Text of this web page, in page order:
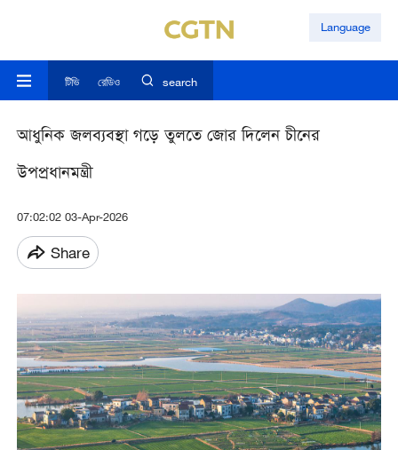
Language
টিভি রেডিও search
আধুনিক জলব্যবস্থা গড়ে তুলতে জোর দিলেন চীনের
উপপ্রধানমন্ত্রী
07:02:02 03-Apr-2026
Share